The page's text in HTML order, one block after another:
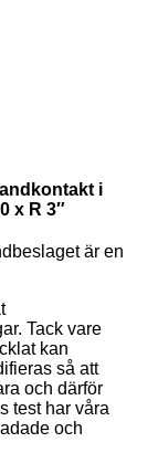
i
x R 3″
är en
Tack vare
kan
så att
och därför
test har våra
och